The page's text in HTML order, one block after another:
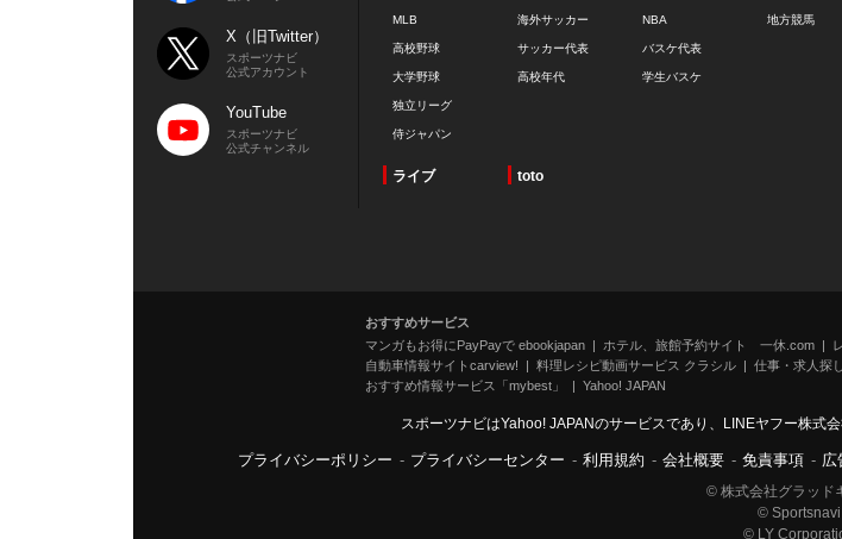
X（旧Twitter）
スポーツナビ
公式アカウント
YouTube
スポーツナビ
公式チャンネル
MLB
高校野球
大学野球
独立リーグ
侍ジャパン
海外サッカー
サッカー代表
高校年代
NBA
バスケ代表
学生バスケ
地方競馬
ライブ toto
おすすめサービス
マンガもお得にPayPayで ebookjapan
ホテル、旅館予約サイト 一休.com
自動車情報サイトcarview!
料理レシピ動画サービス クラシル 仕事・求人探
おすすめ情報サービス「mybest」
Yahoo! JAPAN
スポーツナビはYahoo! JAPANのサービスであり、LINEヤフー株式
プライバシーポリシー - プライバシーセンター - 利用規約 - 会社概要 - 免責事項 - 広
© 株式会社グラッド
© Sportsnavi
© LY